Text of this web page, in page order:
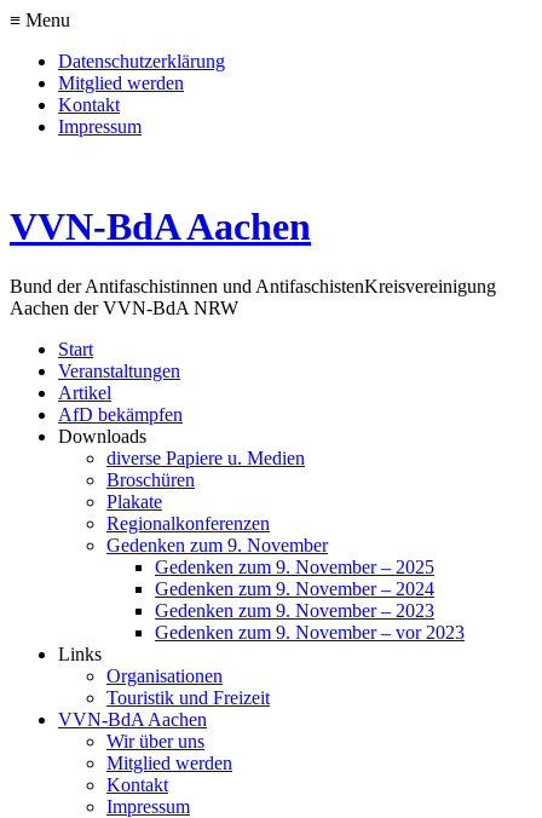
≡ Menu
Datenschutzerklärung
Mitglied werden
Kontakt
Impressum
VVN-BdA Aachen
Bund der Antifaschistinnen und AntifaschistenKreisvereinigung
Aachen der VVN-BdA NRW
Start
Veranstaltungen
Artikel
AfD bekämpfen
Downloads
diverse Papiere u. Medien
Broschüren
Plakate
Regionalkonferenzen
Gedenken zum 9. November
Gedenken zum 9. November – 2025
Gedenken zum 9. November – 2024
Gedenken zum 9. November – 2023
Gedenken zum 9. November – vor 2023
Links
Organisationen
Touristik und Freizeit
VVN-BdA Aachen
Wir über uns
Mitglied werden
Kontakt
Impressum